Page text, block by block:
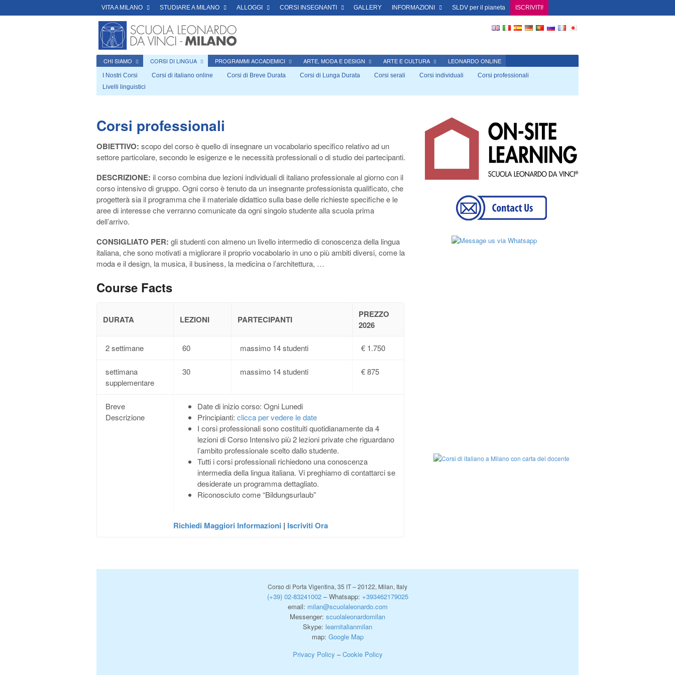
VITA A MILANO STUDIARE A MILANO ALLOGGI CORSI INSEGNANTI GALLERY INFORMAZIONI SLDV per il pianeta ISCRIVITI!
CHI SIAMO CORSI DI LINGUA
I Nostri Corsi Corsi di italiano online Corsi di Breve Durata Corsi di Lunga Durata Corsi serali Corsi individuali
Corsi professionali
Livelli linguistici
PROGRAMMI ACCADEMICI ARTE, MODA E DESIGN ARTE E CULTURA
LEONARDO ONLINE
CULTURA ITALIANA ONLINE
Corsi professionali
OBIETTIVO: scopo del corso è quello di insegnare un vocabolario specifico relativo ad un
settore particolare, secondo le esigenze e le necessità professionali o di studio dei partecipanti.
DESCRIZIONE: il corso combina due lezioni individuali di italiano professionale al giorno con il
corso intensivo di gruppo. Ogni corso è tenuto da un insegnante professionista qualificato, che
progetterà sia il programma che il materiale didattico sulla base delle richieste specifiche e le
aree di interesse che verranno comunicate da ogni singolo studente alla scuola prima
dell’arrivo.
CONSIGLIATO PER: gli studenti con almeno un livello intermedio di conoscenza della lingua
italiana, che sono motivati a migliorare il proprio vocabolario in uno o più ambiti diversi, come la
moda e il design, la musica, il business, la medicina o l’architettura, …
Course Facts
DURATA LEZIONI PARTECIPANTI
PREZZO
2026
Richiedi Maggiori Informazioni | Iscriviti Ora
2 settimane 60 massimo 14 studenti € 1.750
settimana
supplementare
30 massimo 14 studenti € 875
Breve
Descrizione
Date di inizio corso: Ogni Lunedi
Principianti: clicca per vedere le date
I corsi professionali sono costituiti quotidianamente da 4
lezioni di Corso Intensivo più 2 lezioni private che riguardano
l’ambito professionale scelto dallo studente.
Tutti i corsi professionali richiedono una conoscenza
intermedia della lingua italiana. Vi preghiamo di contattarci se
desiderate un programma dettagliato.
Riconosciuto come “Bildungsurlaub”
Corso di Porta Vigentina, 35 IT – 20122, Milan, Italy
(+39) 02-83241002– Whatsapp: +393462179025
email: milan@scuolaleonardo.com
Messenger: scuolaleonardomilan
Skype: learnitalianmilan
map: Google Map
Privacy Policy –Cookie Policy